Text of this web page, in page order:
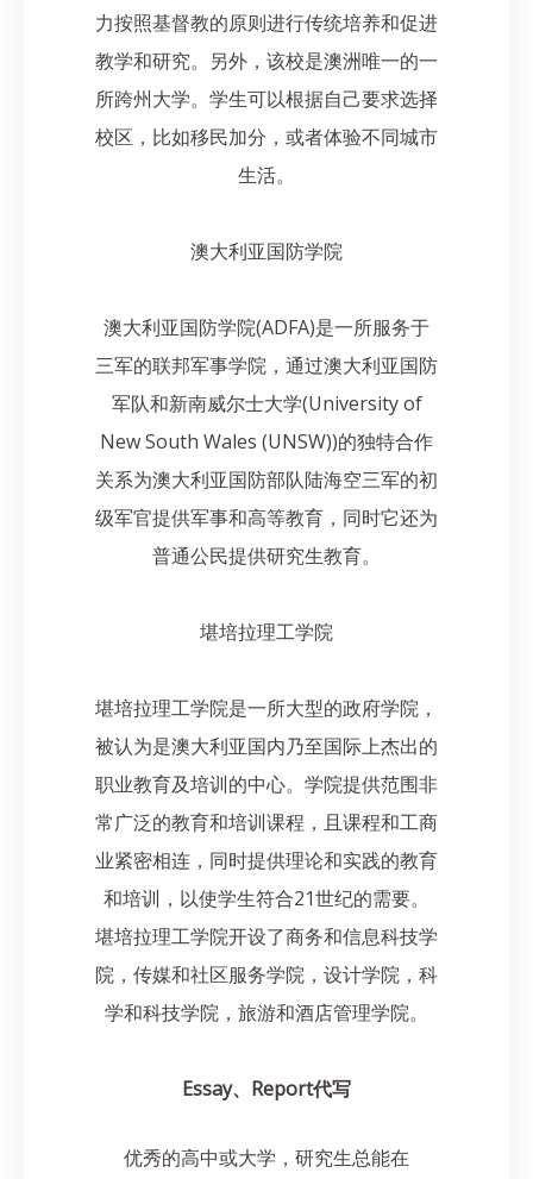
力按照基督教的原则进行传统培养和促进
教学和研究。另外，该校是澳洲唯一的一
所跨州大学。学生可以根据自己要求选择
校区，比如移民加分，或者体验不同城市
生活。
澳大利亚国防学院
澳大利亚国防学院(ADFA)是一所服务于
三军的联邦军事学院，通过澳大利亚国防
军队和新南威尔士大学(University of
New South Wales (UNSW))的独特合作
关系为澳大利亚国防部队陆海空三军的初
级军官提供军事和高等教育，同时它还为
普通公民提供研究生教育。
堪培拉理工学院
堪培拉理工学院是一所大型的政府学院，
被认为是澳大利亚国内乃至国际上杰出的
职业教育及培训的中心。学院提供范围非
常广泛的教育和培训课程，且课程和工商
业紧密相连，同时提供理论和实践的教育
和培训，以使学生符合21世纪的需要。
堪培拉理工学院开设了商务和信息科技学
院，传媒和社区服务学院，设计学院，科
学和科技学院，旅游和酒店管理学院。
Essay、Report代写
优秀的高中或大学，研究生总能在